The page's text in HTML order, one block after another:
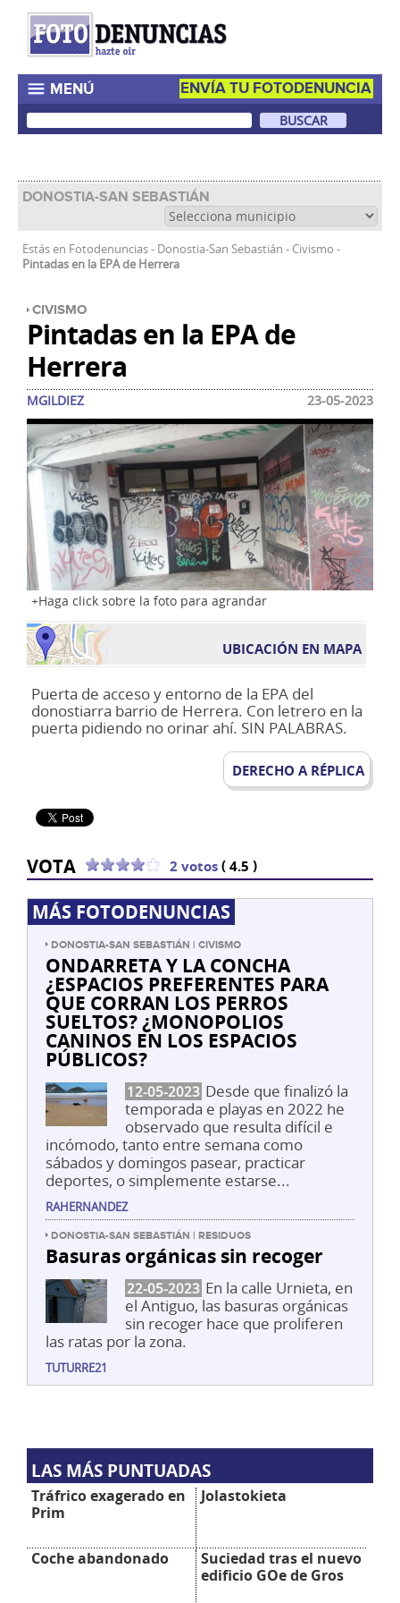
ENVÍA TU FOTODENUNCIA
MENÚ
DONOSTIA-SAN SEBASTIÁN
Estás en Fotodenuncias- Donostia-San Sebastián - Civismo -
Pintadas en la EPA de Herrera
CIVISMO
Pintadas en la EPA de
Herrera
Haga click sobre la foto para agrandar
UBICACIÓN EN MAPA
MGILDIEZ 23-05-2023
Puerta de acceso y entorno de la EPA del
donostiarra barrio de Herrera. Con letrero en la
puerta pidiendo no orinar ahí. SIN PALABRAS.
DERECHO A RÉPLICA
VOTA 2 votos(4.5 )
MÁS FOTODENUNCIAS
DONOSTIA-SAN SEBASTIÁN | CIVISMO
ONDARRETA Y LA CONCHA
¿ESPACIOS PREFERENTES PARA
QUE CORRAN LOS PERROS
SUELTOS? ¿MONOPOLIOS
CANINOS EN LOS ESPACIOS
PÚBLICOS?
12-05-2023 Desde que finalizó la
temporada e playas en 2022 he
observado que resulta difícil e
incómodo, tanto entre semana como
sábados y domingos pasear, practicar
deportes, o simplemente estarse...
RAHERNANDEZ
DONOSTIA-SAN SEBASTIÁN | RESIDUOS
Basuras orgánicas sin recoger
22-05-2023 En la calle Urnieta, en
el Antiguo, las basuras orgánicas
sin recoger hace que proliferen
las ratas por la zona.
TUTURRE21
LAS MÁS PUNTUADAS
Tráfrico exagerado en
Prim
Jolastokieta
Coche abandonado
Suciedad tras el nuevo
edificio GOe de Gros